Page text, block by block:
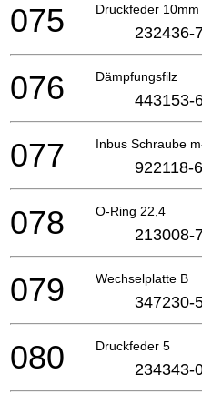
Druckfeder
075 232436-
Dämpfungsfilz
076 443153-
Inbus Schraube
077 922118-6
O-Ring 22,4
078 213008-
Wechselplatte B
079 347230-
Druckfeder 5
080 234343-